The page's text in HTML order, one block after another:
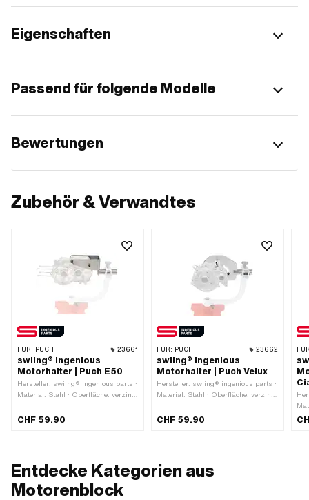
Eigenschaften
Passend für folgende Modelle
Bewertungen
Zubehör & Verwandtes
FÜR: PUCH 23661
swiing® ingenious
Motorhalter | Puch E50
Hersteller: swiing® ingenious parts ·
Material: Stahl · Oberfläche: verzinkt
Motorenhalter
CHF 59.90
FÜR: PUCH 23662
swiing® ingenious
Motorhalter | Puch Velux
Hersteller: swiing® ingenious parts ·
Material: Stahl · Oberfläche: verzinkt
Motorenhalter
CHF 59.90
Entdecke Kategorien aus
Motorenblock